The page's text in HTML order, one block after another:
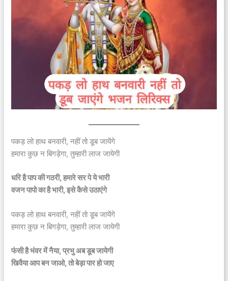
पकड़ लो हाथ बनवारी, नहीं तो डूब जायेंगे
हमारा कुछ न बिगड़ेगा, तुम्हारी लाज जायेगी
धरि है पाप की गठरी, हमारे सर पे ये भारी
वजन पापो का है भारी, इसे कैसे उठाएंगे
पकड़ लो हाथ बनवारी, नहीं तो डूब जायेंगे
हमारा कुछ न बिगड़ेगा, तुम्हारी लाज जायेगी
फंसी है भंवर में नैया, प्रभु अब डूब जायेगी
खिवैया आप बन जाओ, तो बेड़ा पार हो जाए